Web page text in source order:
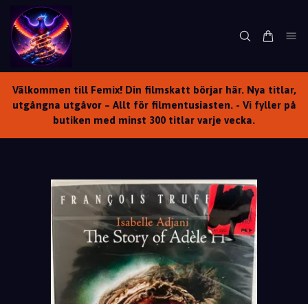
Välkommen till Femix! Din filmskatt börjar här. Nya titlar,
utgångna utgåvor – Allt för filmentusiasten. - Vi fyller på
butiken med minst 300 titlar varje vecka.